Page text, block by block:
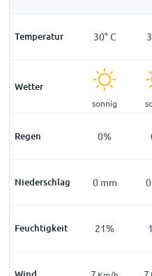
Temperatur
21°C 30°C
Wetter
sonnig
Regen 0%
Niederschlag
0mm 0 mm 0
Feuchtigkeit
35% 21%